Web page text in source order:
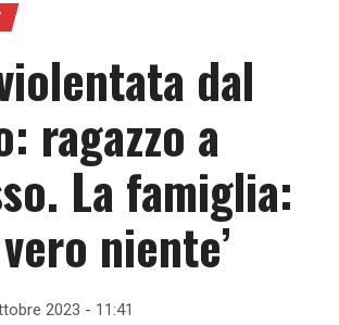
dal
ragazzo a
La famiglia:
niente’
2023 - 11:41